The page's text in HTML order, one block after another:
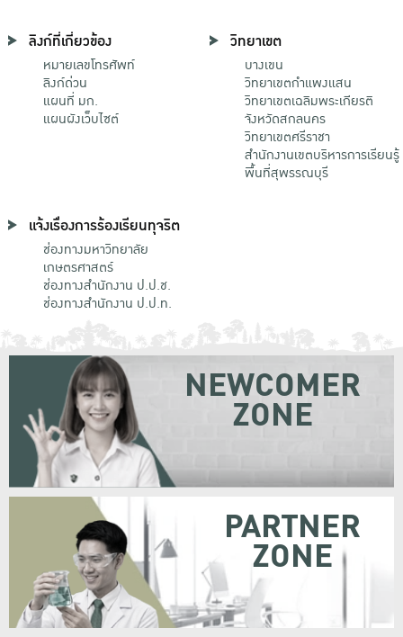
ลิงก์ที่เกี่ยวข้อง
หมายเลขโทรศัพท์
ลิงก์ด่วน
แผนที่ มก.
แผนผังเว็บไซต์
วิทยาเขต
บางเขน
วิทยาเขตกําแพงแสน
วิทยาเขตเฉลิมพระเกียรติ
จังหวัดสกลนคร
วิทยาเขตศรีราชา
สำนักงานเขตบริหารการเรียนรู้
พื้นที่สุพรรณบุรี
แจ้งเรื่องการร้องเรียนทุจริต
ช่องทางมหาวิทยาลัย
เกษตรศาสตร์
ช่องทางสำนักงาน ป.ป.ช.
ช่องทางสำนักงาน ป.ป.ท.
NEWCOMER
ZONE
PARTNER
ZONE